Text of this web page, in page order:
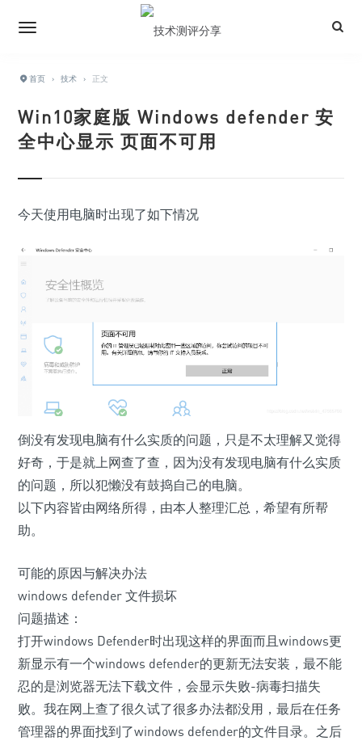
首页 › 技术 › 正文
Win10家庭版 Windows defender 安
全中心显示 页面不可用
今天使用电脑时出现了如下情况
倒没有发现电脑有什么实质的问题，只是不太理解又觉得
好奇，于是就上网查了查，因为没有发现电脑有什么实质
的问题，所以犯懒没有鼓捣自己的电脑。
以下内容皆由网络所得，由本人整理汇总，希望有所帮
助。
可能的原因与解决办法
windows defender 文件损坏
问题描述：
打开windows Defender时出现这样的界面而且windows更
新显示有一个windows defender的更新无法安装，最不能
忍的是浏览器无法下载文件，会显示失败-病毒扫描失
败。我在网上查了很久试了很多办法都没用，最后在任务
管理器的界面找到了windows defender的文件目录。之后